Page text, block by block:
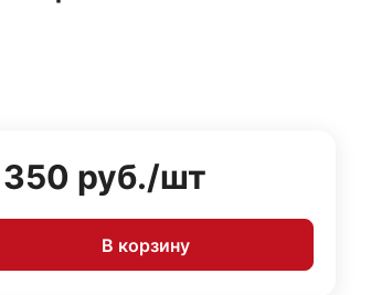
350 руб./шт
В корзину